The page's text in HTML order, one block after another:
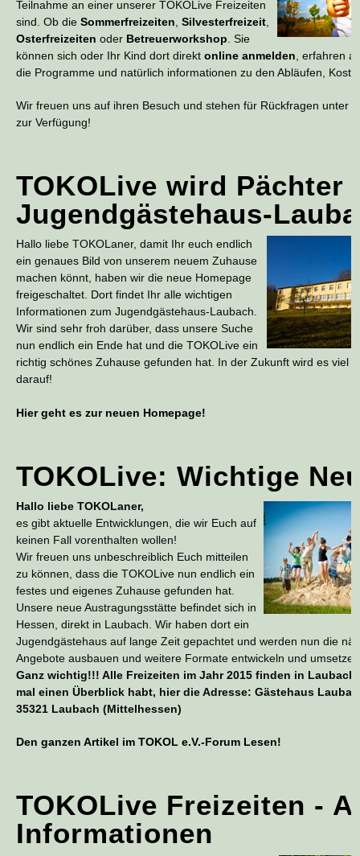
Teilnahme an einer unserer TOKOLive Freizeiten
sind. Ob dieSommerfreizeiten,Silvesterfreizeit,
Osterfreizeiten oder Betreuerworkshop. Sie
können sich oder Ihr Kind dort direktonline anmelden, erfahren
die Programme und natürlich informationen zu den Abläufen,
Wir freuen uns auf ihren Besuch und stehen für Rückfragen unter
zur Verfügung!
TOKOLive wird Pächter
Jugendgästehaus-
Hallo liebe TOKOLaner, damit Ihr euch endlich
ein genaues Bild von unserem neuem Zuhause
machen könnt, haben wir die neue Homepage
freigeschaltet. Dort findet Ihr alle wichtigen
Informationen zum Jugendgästehaus-Laubach.
Wir sind sehr froh darüber, dass unsere Suche
nun endlich ein Ende hat und die TOKOLive ein
richtig schönes Zuhause gefunden hat. In der Zukunft wird es viel
darauf!
Hier geht es zur neuen Homepage!
TOKOLive: Wichtige
Hallo liebe TOKOLaner,
es gibt aktuelle Entwicklungen, die wir Euch auf
keinen Fall vorenthalten wollen!
Wir freuen uns unbeschreiblich Euch mitteilen
zu können, dass die TOKOLive nun endlich ein
festes und eigenes Zuhause gefunden hat.
Unsere neue Austragungsstätte befindet sich in
Hessen, direkt in Laubach. Wir haben dort ein
Jugendgästehaus auf lange Zeit gepachtet und werden nun die
Angebote ausbauen und weitere Formate entwickeln und
Ganz wichtig!!! Alle Freizeiten im Jahr 2015 finden in
mal einen Überblick habt, hier die Adresse: Gästehaus
35321 Laubach (Mittelhessen)
Den ganzen Artikel im TOKOL e.V.-Forum Lesen!
TOKOLive Freizeiten -
Informationen